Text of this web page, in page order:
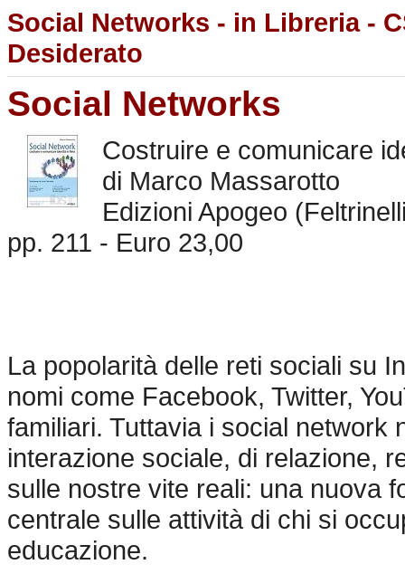
Social Networks - in Libreria -
Desiderato
Social Networks
Costruire e comunicare
di Marco Massarotto
Edizioni Apogeo
pp. 211 - Euro 23,00
La popolarità delle reti sociali su
nomi come Facebook, Twitter,
familiari. Tuttavia i social network
interazione sociale, di relazione,
sulle nostre vite reali: una nuova
centrale sulle attività di chi si
educazione.